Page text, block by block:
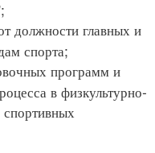
должности главных и
спорта;
программ и
в физкультурно-